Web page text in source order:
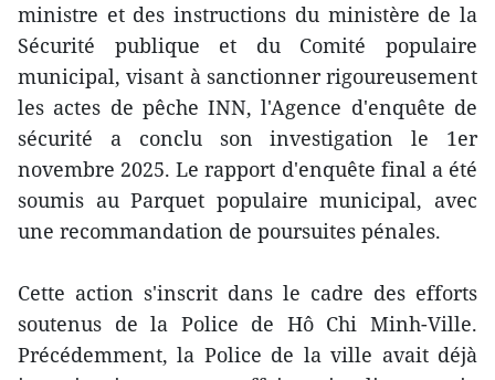
ministre et des instructions du ministère de la
Sécurité publique et du Comité populaire
municipal, visant à sanctionner rigoureusement
les actes de pêche INN, l'Agence d'enquête de
sécurité a conclu son investigation le 1er
novembre 2025. Le rapport d'enquête final a été
soumis au Parquet populaire municipal, avec
une recommandation de poursuites pénales.
Cette action s'inscrit dans le cadre des efforts
soutenus de la Police de Hô Chi Minh-Ville.
Précédemment, la Police de la ville avait déjà